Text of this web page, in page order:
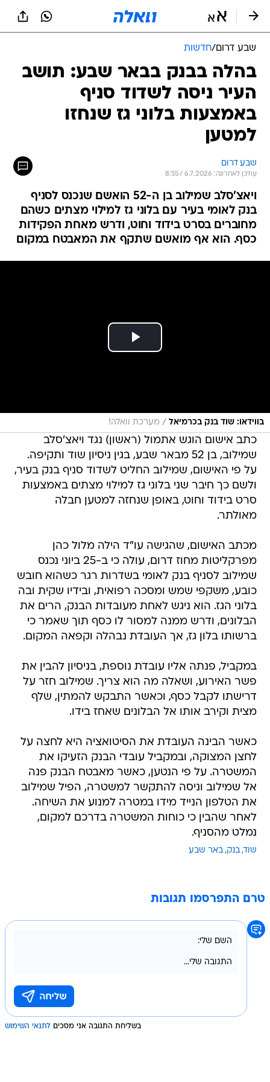
שבע דרום/חדשות
בהלה בבנק בבאר שבע: תושב
העיר ניסה לשדוד סניף
באמצעות בלוני גז שנחזו
למטען
שבע דרום
עודכן לאחרונה: 6.7.2026 / 8:55
ויאצ'סלב שמילוב בן ה-52 הואשם שנכנס לסניף
בנק לאומי בעיר עם בלוני גז למילוי מצתים כשהם
מחוברים בסרט בידוד וחוט, ודרש מאחת הפקידות
כסף. הוא אף מואשם שתקף את המאבטח במקום
בווידאו: שוד בנק בכרמיאל / מערכת וואלה!
כתב אישום הוגש אתמול (ראשון) נגד ויאצ'סלב
שמילוב, בן 52 מבאר שבע, בגין ניסיון שוד ותקיפה.
על פי האישום, שמילוב החליט לשדוד סניף בנק בעיר,
ולשם כך חיבר שני בלוני גז למילוי מצתים באמצעות
סרט בידוד וחוט, באופן שנחזה למטען חבלה
מאולתר.
מכתב האישום, שהגישה עו"ד הילה מלול כהן
מפרקליטות מחוז דרום, עולה כי ב-25 ביוני נכנס
שמילוב לסניף בנק לאומי בשדרות רגר כשהוא חובש
כובע, משקפי שמש ומסכה רפואית, ובידיו שקית ובה
בלוני הגז. הוא ניגש לאחת מעובדות הבנק, הרים את
הבלונים, ודרש ממנה למסור לו כסף תוך שאמר כי
ברשותו בלון גז, אך העובדת נבהלה וקפאה המקום.
במקביל, פנתה אליו עובדת נוספת, בניסיון להבין את
פשר האירוע, ושאלה מה הוא צריך. שמילוב חזר על
דרישתו לקבל כסף, וכאשר התבקש להמתין, שלף
מצית וקירב אותו אל הבלונים שאחז בידו.
כאשר הבינה העובדת את הסיטואציה היא לחצה על
לחצן המצוקה, ובמקביל עובדי הבנק הזעיקו את
המשטרה. על פי הנטען, כאשר מאבטח הבנק פנה
אל שמילוב וניסה להתקשר למשטרה, הפיל שמילוב
את הטלפון הנייד מידו במטרה למנוע את השיחה.
לאחר שהבין כי כוחות המשטרה בדרכם למקום,
נמלט מהסניף.
שוד בנק באר שבע
טרם התפרסמו תגובות
בשליחת התגובה אני מסכים לתנאי השימוש